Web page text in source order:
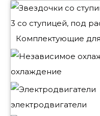
Комплектующие
охлаждение
электродвигатели